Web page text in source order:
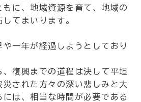
に、地域資源を育て、地域の
てまいります。
一年が経過しようとしており
復興までの道程は決して平坦
災された方々の深い悲しみと大
は、相当な時間が必要である